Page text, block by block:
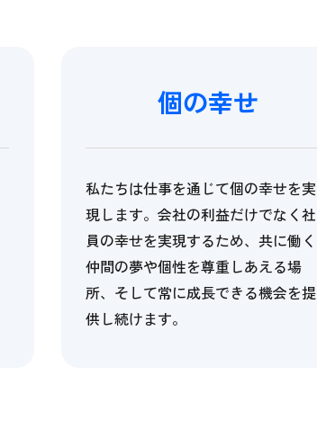
個の幸せ
私たちは仕事を通じて個の幸せを実
現します。会社の利益だけでなく社
員の幸せを実現するため、共に働く
仲間の夢や個性を尊重しあえる場
所、そして常に成長できる機会を提
供し続けます。